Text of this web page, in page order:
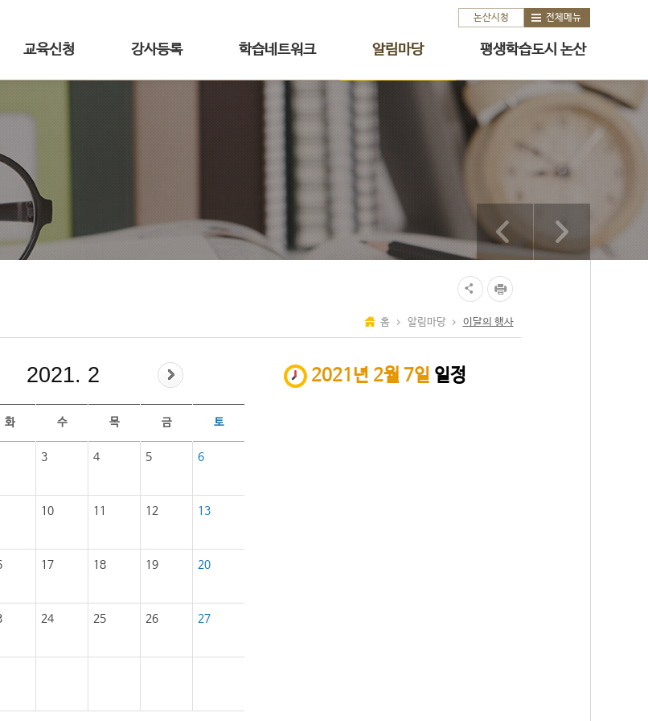
논산시청 전체메뉴
교육신청 강사등록 학습네트워크 알림마당 평생학습도시 논산
홈 알림마당 이달의 행사
2021. 2
화 수 목 금 토
3 4 5 6
10 11 12 13
17 18 19 20
24 25 26 27
2021년 2월 7일 일정